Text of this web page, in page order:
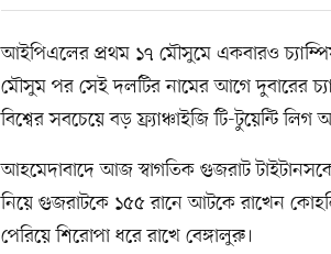
আইপিএলের প্রথম ১৭ মৌসুমে একবারও
মৌসুম পর সেই দলটির নামের আগে দুবারের
বিশ্বের সবচেয়ে বড় ফ্র্যাঞ্চাইজি টি-টুয়েন্টি
আহমেদাবাদে আজ স্বাগতিক গুজরাট টাইটানসকে
নিয়ে গুজরাটকে ১৫৫ রানে আটকে রাখেন
পেরিয়ে শিরোপা ধরে রাখে বেঙ্গালুরু।